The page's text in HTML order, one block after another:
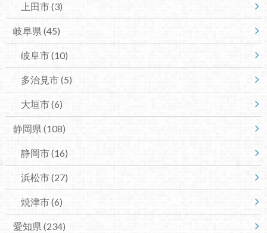
上田市(3)
岐阜県 (45)
岐阜市(10)
多治見市(5)
大垣市(6)
静岡県 (108)
静岡市(16)
浜松市(27)
焼津市(6)
愛知県 (234)